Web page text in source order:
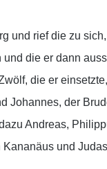
und rief die zu
die er dann
die er
Johannes, der
Andreas,
und